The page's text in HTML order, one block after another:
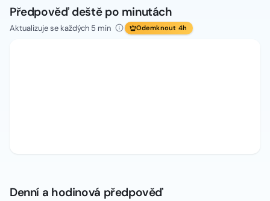
Předpověď deště po minutách
Aktualizuje se každých 5 min Odemknout 4h
Denní a hodinová předpověď